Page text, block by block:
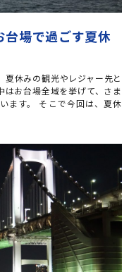
台場で過ごす夏休
休みの観光やレジャー先と
はお台場全域を挙げて、さま
ます。 そこで今回は、夏休